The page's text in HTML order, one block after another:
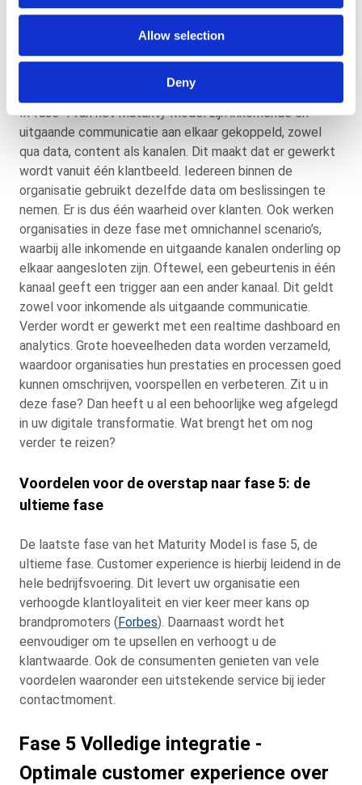
Allow selection
Deny
uitgaande communicatie zijn aan
elkaar verbonden (data, content en
kanalen)
In fase 4 van het Maturity Model zijn inkomende én
uitgaande communicatie aan elkaar gekoppeld, zowel
qua data, content als kanalen. Dit maakt dat er gewerkt
wordt vanuit één klantbeeld. Iedereen binnen de
organisatie gebruikt dezelfde data om beslissingen te
nemen. Er is dus één waarheid over klanten. Ook werken
organisaties in deze fase met omnichannel scenario’s,
waarbij alle inkomende en uitgaande kanalen onderling op
elkaar aangesloten zijn. Oftewel, een gebeurtenis in één
kanaal geeft een trigger aan een ander kanaal. Dit geldt
zowel voor inkomende als uitgaande communicatie.
Verder wordt er gewerkt met een realtime dashboard en
analytics. Grote hoeveelheden data worden verzameld,
waardoor organisaties hun prestaties en processen goed
kunnen omschrijven, voorspellen en verbeteren. Zit u in
deze fase? Dan heeft u al een behoorlijke weg afgelegd
in uw digitale transformatie. Wat brengt het om nog
verder te reizen?
Voordelen voor de overstap naar fase 5: de
ultieme fase
De laatste fase van het Maturity Model is fase 5, de
ultieme fase. Customer experience is hierbij leidend in de
hele bedrijfsvoering. Dit levert uw organisatie een
verhoogde klantloyaliteit en vier keer meer kans op
brandpromoters (Forbes). Daarnaast wordt het
eenvoudiger om te upsellen en verhoogt u de
klantwaarde. Ook de consumenten genieten van vele
voordelen waaronder een uitstekende service bij ieder
contactmoment.
Fase 5 Volledige integratie -
Optimale customer experience over